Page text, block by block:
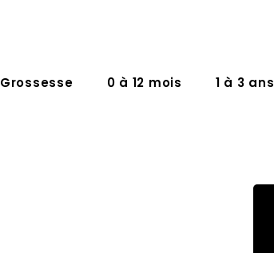
Grossesse 0 à 12 mois 1 à 3 ans